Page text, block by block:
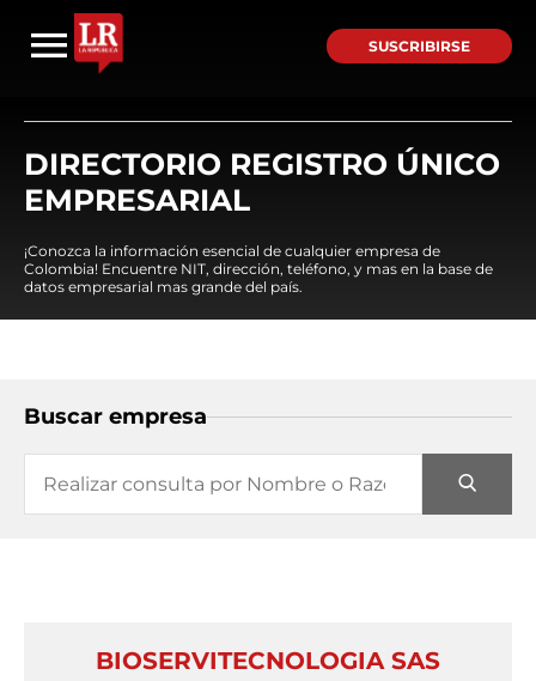
SUSCRIBIRSE
DIRECTORIO REGISTRO ÚNICO
EMPRESARIAL
¡Conozca la información esencial de cualquier empresa de
Colombia! Encuentre NIT, dirección, teléfono, y mas en la base de
datos empresarial mas grande del país.
Buscar empresa
BIOSERVITECNOLOGIA SAS